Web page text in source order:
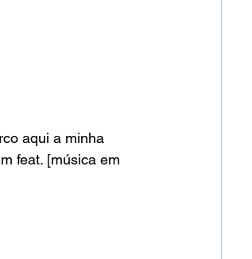
aqui a minha
feat. [música em